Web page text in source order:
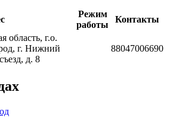
Режим
работы
Контакты
область, г.о.
г. Нижний
д. 8
88047006690